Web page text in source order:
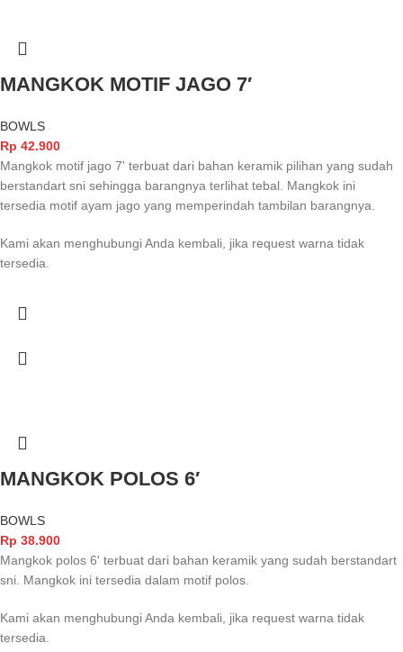
MANGKOK MOTIF JAGO 7′
BOWLS
Rp 42.900
Mangkok motif jago 7' terbuat dari bahan keramik pilihan yang sudah
berstandart sni sehingga barangnya terlihat tebal. Mangkok ini
tersedia motif ayam jago yang memperindah tambilan barangnya.
Kami akan menghubungi Anda kembali, jika request warna tidak
tersedia.
MANGKOK POLOS 6′
BOWLS
Rp 38.900
Mangkok polos 6' terbuat dari bahan keramik yang sudah berstandart
sni. Mangkok ini tersedia dalam motif polos.
Kami akan menghubungi Anda kembali, jika request warna tidak
tersedia.